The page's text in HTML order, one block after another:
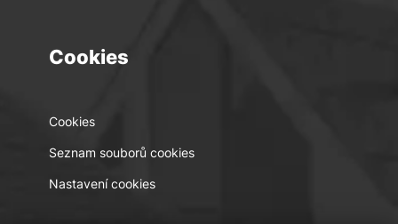
Cookies
Cookies
Seznam souborů cookies
Nastavení cookies